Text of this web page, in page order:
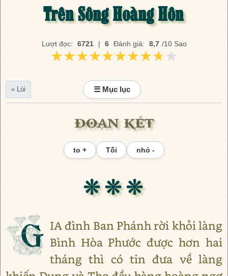
Trên Sông Hoàng Hôn
Lượt đọc: 6721 | 6 Đánh giá: 8,7 /10 Sao
★★★★★★★★★★
★★★★★★★★★★
« Lùi ☰ Mục lục
ĐOẠN KẾT
to + Tối nhỏ -
❊ ❊ ❊
G IA đình Ban Phánh rời khỏi làng
Bình Hòa Phước được hơn hai
tháng thì có tin đưa về làng